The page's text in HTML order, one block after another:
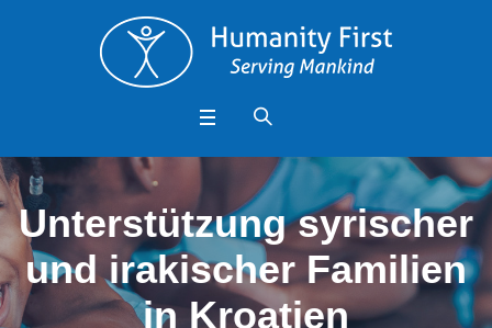
Unterstützung syrischer
und irakischer Familien
in Kroatien